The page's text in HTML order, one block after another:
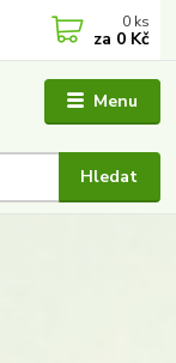
Menu
Hledat
0 ks
za 0 Kč